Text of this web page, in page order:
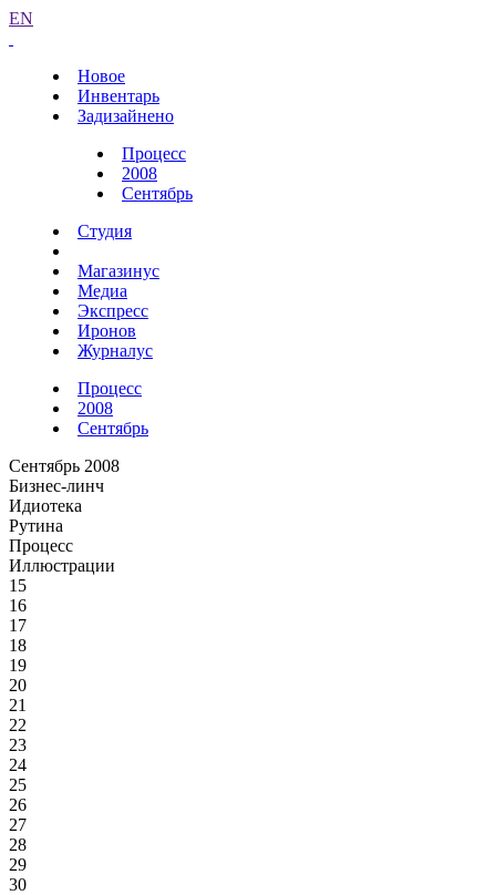
EN
Новое
Инвентарь
Задизайнено
Процесс
2008
Сентябрь
Студия
Магазинус
Медиа
Экспресс
Иронов
Журналус
Процесс
2008
Сентябрь
Сентябрь 2008
Бизнес-линч
Идиотека
Рутина
Процесс
Иллюстрации
15
16
17
18
19
20
21
22
23
24
25
26
27
28
29
30